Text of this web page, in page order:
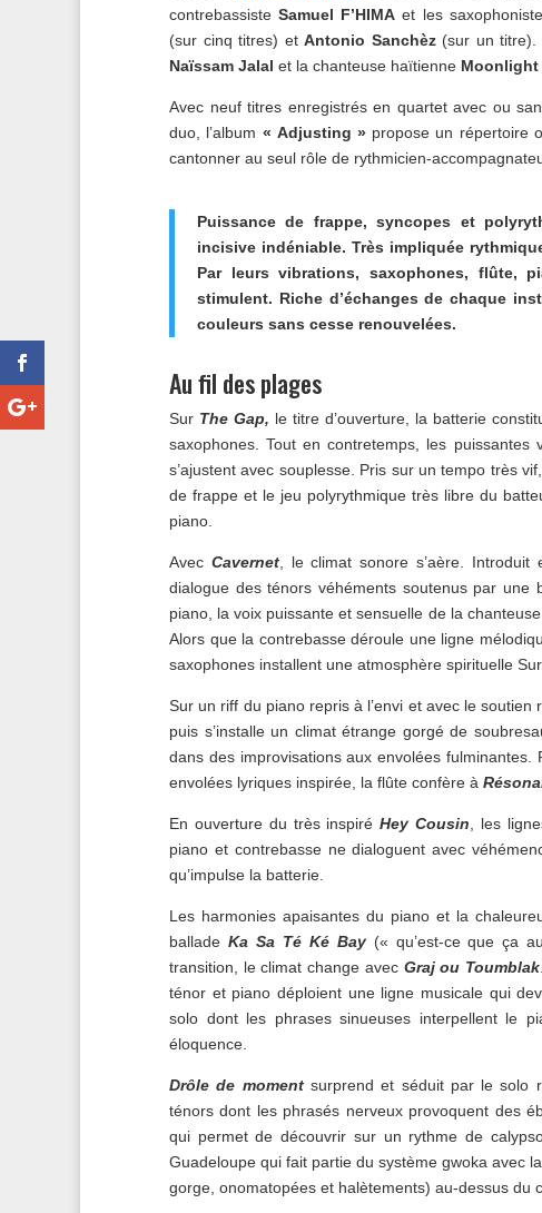
contrebassisteSamuel F’HIMA et les
(sur cinq titres) etAntonio Sanchèz(sur un titre).
Naïssam Jalal et la chanteuse haïtienne Moonlight
Avec neuf titres enregistrés en quartet avec ou
duo, l’album « Adjusting » propose un répertoire
cantonner au seul rôle de rythmicien-
Puissance de frappe, syncopes et
incisive indéniable. Très impliquée
Par leurs vibrations, saxophones, flûte,
stimulent. Riche d’échanges de chaque
couleurs sans cesse renouvelées.
Au fil des plages
Sur The Gap, le titre d’ouverture, la batterie
saxophones. Tout en contretemps, les
s’ajustent avec souplesse. Pris sur un tempo très
de frappe et le jeu polyrythmique très libre du
piano.
Avec Cavernet, le climat sonore s’aère.
dialogue des ténors véhéments soutenus par
piano, la voix puissante et sensuelle de la
Alors que la contrebasse déroule une ligne
saxophones installent une atmosphère spirituelle Sur
Sur un riff du piano repris à l’envi et avec le
puis s’installe un climat étrange gorgé de
dans des improvisations aux envolées
envolées lyriques inspirée, la flûte confère à
En ouverture du très inspiréHey Cousin , les
piano et contrebasse ne dialoguent avec
qu’impulse la batterie.
Les harmonies apaisantes du piano et la
ballade Ka Sa Té Ké Bay(« qu’est-ce que ça
transition, le climat change avec Graj ou Toumblak
ténor et piano déploient une ligne musicale qui
solo dont les phrases sinueuses interpellent le
éloquence.
Drôle de moment surprend et séduit par le solo
ténors dont les phrasés nerveux provoquent des
qui permet de découvrir sur un rythme de
Guadeloupe qui fait partie du système gwoka avec
gorge, onomatopées et halètements) au-dessus du